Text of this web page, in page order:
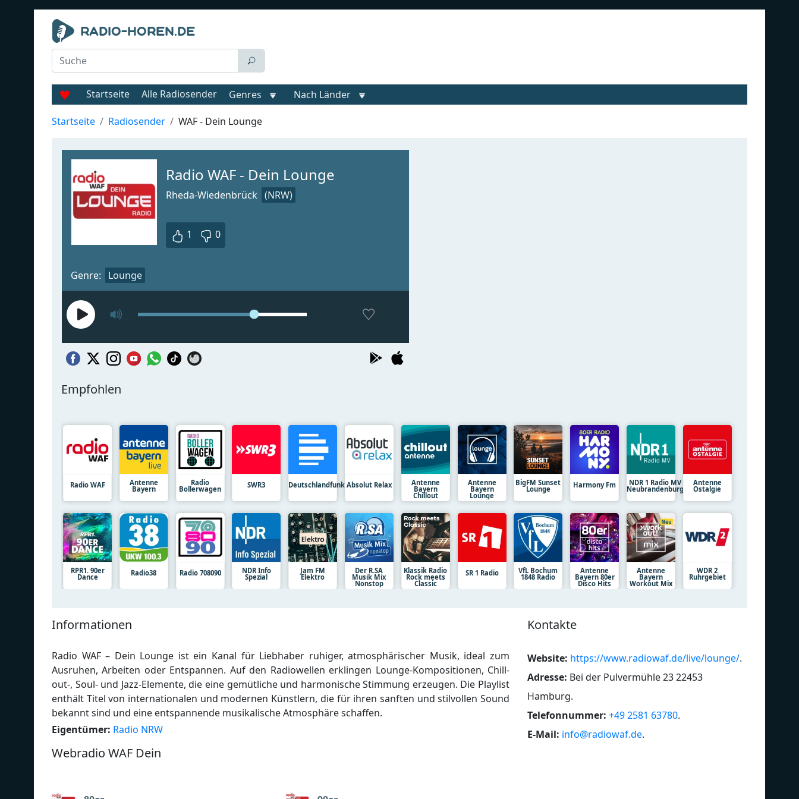
Startseite Alle Radiosender Genres Nach Länder
Startseite Radiosender WAF - Dein Lounge
Radio WAF - Dein Lounge
Rheda-Wiedenbrück (NRW)
1 0
Genre: Lounge
Empfohlen
Radio WAF Antenne
Bayern
Radio
Bollerwagen SWR3 Deutschlandfunk Absolut Relax Antenne
Bayern
Chillout
Antenne
Bayern
Lounge
BigFM Sunset
Lounge Harmony Fm NDR 1 Radio MV
Neubrandenburg
Antenne
Ostalgie
RPR1. 90er
Dance Radio38 Radio 708090 NDR Info
Spezial
Jam FM
Elektro
Der R.SA
Musik Mix
Nonstop
Klassik Radio
Rock meets
Classic
SR 1 Radio VfL Bochum
1848 Radio
Antenne
Bayern 80er
Disco Hits
Antenne
Bayern
Workout Mix
WDR 2
Ruhrgebiet
Informationen
Radio WAF – Dein Lounge ist ein Kanal für Liebhaber ruhiger, atmosphärischer Musik, ideal zum
Ausruhen, Arbeiten oder Entspannen. Auf den Radiowellen erklingen Lounge-Kompositionen, Chill-
out-, Soul- und Jazz-Elemente, die eine gemütliche und harmonische Stimmung erzeugen. Die Playlist
enthält Titel von internationalen und modernen Künstlern, die für ihren sanften und stilvollen Sound
bekannt sind und eine entspannende musikalische Atmosphäre schaffen.
Eigentümer: Radio NRW
Webradio WAF Dein
Kontakte
Website: https://www.radiowaf.de/live/lounge/.
Adresse: Bei der Pulvermühle 23 22453
Hamburg.
Telefonnummer: +49 2581 63780.
E-Mail: info@radiowaf.de.